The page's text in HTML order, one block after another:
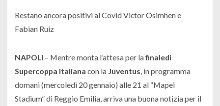
Restano ancora positivi al Covid Victor Osimhen e
Fabian Ruiz
NAPOLI – Mentre monta l’attesa per lafinaledi
Supercoppa Italiana con la Juventus , in programma
domani (mercoledì 20 gennaio) alle 21 al “Mapei
Stadium” di Reggio Emilia, arriva una buona notizia per il